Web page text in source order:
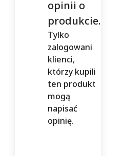
opinii o
produkcie.
Tylko
zalogowani
klienci,
którzy kupili
ten produkt
mogą
napisać
opinię.